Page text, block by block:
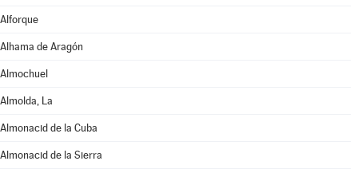
Alforque
Alhama de Aragón
Almochuel
Almolda, La
Almonacid de la Cuba
Almonacid de la Sierra